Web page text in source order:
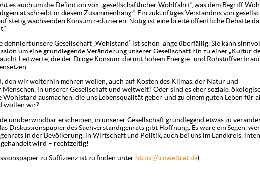
es auch um die Definition von „gesellschaftlicher Wohlfahrt“, was dem Begriff
schreibt in diesem Zusammenhang:“ Ein zukünftiges Verständnis von
stetig wachsenden Konsum reduzieren. Nötig ist eine breite öffentliche Debatte
definiert unsere Gesellschaft „Wohlstand“ ist schon lange überfällig. Sie kann
um eine grundlegende Veränderung unserer Gesellschaft hin zu einer „Kultur
Leitwerte, die der Droge Konsum, die mit hohem Energie- und
entgegensetzen.
den wir weiterhin mehren wollen, auch auf Kosten des Klimas, der Natur und
Menschen, in unserer Gesellschaft und weltweit? Oder sind es eher soziale,
ausmachen, die uns Lebensqualität geben und zu einem guten Leben für
wollen wir?
unüberwindbar erscheinen, in unserer Gesellschaft grundlegend etwas zu
Diskussionspapier des Sachverständigenrats gibt Hoffnung. Es wäre ein Segen,
in der Bevölkerung, in Wirtschaft und Politik, auch bei uns im Landkreis,
wird – rechtzeitig!
zu Suffizienz ist zu finden unter https://umweltrat.de)